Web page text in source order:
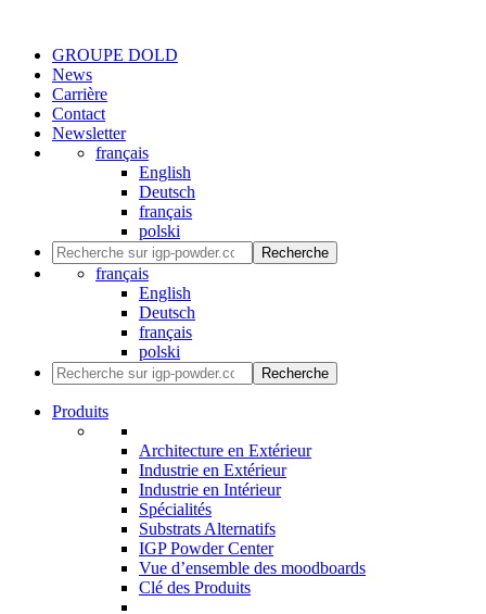
GROUPE DOLD
News
Carrière
Contact
Newsletter
français
English
Deutsch
français
polski
Recherche
français
English
Deutsch
français
polski
Recherche
Produits
Architecture en Extérieur
Industrie en Extérieur
Industrie en Intérieur
Spécialités
Substrats Alternatifs
IGP Powder Center
Vue d’ensemble des moodboards
Clé des Produits